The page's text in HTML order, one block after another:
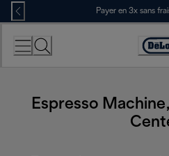
Skip
to
Content
Payer en 3x sans
Espresso